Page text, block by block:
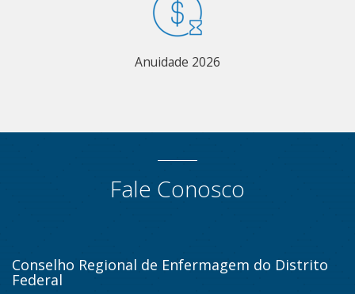
Anuidade 2026
Fale Conosco
Conselho Regional de Enfermagem do Distrito
Federal